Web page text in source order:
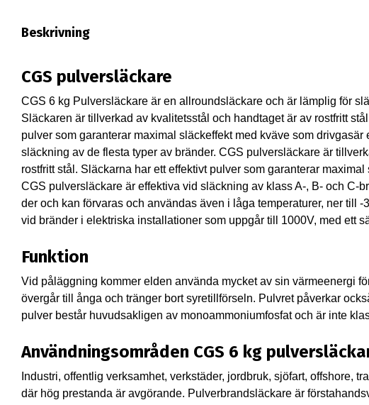
Beskrivning
CGS pulversläckare
CGS 6 kg Pulversläckare är en allroundsläckare och är lämplig för
Släckaren är tillverkad av kvalitetsstål och handtaget är av rostfritt
pulver som garanterar maximal släckeffekt med kväve som
släckning av de flesta typer av bränder. CGS pulversläckare är
rostfritt stål. Släckarna har ett effektivt pulver som garanterar
CGS pulversläckare är effektiva vid släckning av klass A-, B- och C-
der och kan förvaras och användas även i låga temperaturer, ner till
vid bränder i elektriska installationer som uppgår till 1000V, med ett
Funktion
Vid påläggning kommer elden använda mycket av sin värmeenergi
övergår till ånga och tränger bort syretillförseln. Pulvret påverkar
pulver består huvudsakligen av monoammoniumfosfat och är inte
Användningsområden CGS 6 kg
Industri, offentlig verksamhet, verkstäder, jordbruk, sjöfart, offshore,
där hög prestanda är avgörande. Pulverbrandsläckare är